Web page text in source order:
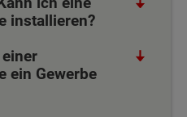
installieren?
ein Gewerbe